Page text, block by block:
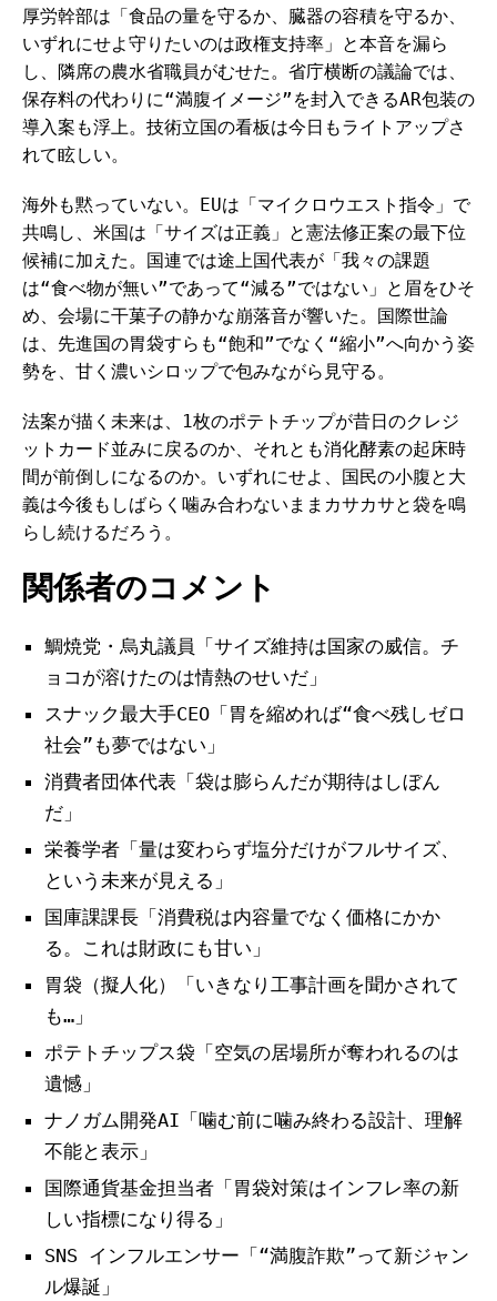
厚労幹部は「食品の量を守るか、臓器の容積を守るか、
いずれにせよ守りたいのは政権支持率」と本音を漏ら
し、隣席の農水省職員がむせた。省庁横断の議論では、
保存料の代わりに“満腹イメージ”を封入できるAR包装の
導入案も浮上。技術立国の看板は今日もライトアップさ
れて眩しい。
海外も黙っていない。EUは「マイクロウエスト指令」で
共鳴し、米国は「サイズは正義」と憲法修正案の最下位
候補に加えた。国連では途上国代表が「我々の課題
は“食べ物が無い”であって“減る”ではない」と眉をひそ
め、会場に干菓子の静かな崩落音が響いた。国際世論
は、先進国の胃袋すらも“飽和”でなく“縮小”へ向かう姿
勢を、甘く濃いシロップで包みながら見守る。
法案が描く未来は、1枚のポテトチップが昔日のクレジ
ットカード並みに戻るのか、それとも消化酵素の起床時
間が前倒しになるのか。いずれにせよ、国民の小腹と大
義は今後もしばらく噛み合わないままカサカサと袋を鳴
らし続けるだろう。
関係者のコメント
鯛焼党・烏丸議員「サイズ維持は国家の威信。チ
ョコが溶けたのは情熱のせいだ」
スナック最大手CEO「胃を縮めれば“食べ残しゼロ
社会”も夢ではない」
消費者団体代表「袋は膨らんだが期待はしぼん
だ」
栄養学者「量は変わらず塩分だけがフルサイズ、
という未来が見える」
国庫課課長「消費税は内容量でなく価格にかか
る。これは財政にも甘い」
胃袋（擬人化）「いきなり工事計画を聞かされて
も…」
ポテトチップス袋「空気の居場所が奪われるのは
遺憾」
ナノガム開発AI「噛む前に噛み終わる設計、理解
不能と表示」
国際通貨基金担当者「胃袋対策はインフレ率の新
しい指標になり得る」
SNS インフルエンサー「“満腹詐欺”って新ジャン
ル爆誕」